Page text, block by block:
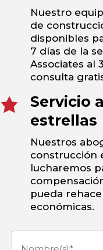
Nuestro
de
disponibles
7 días de la
Associates al
consulta
Servicio
estrellas
Nuestros
construcción
lucharemos
pueda
económicas.
Nombre(s)